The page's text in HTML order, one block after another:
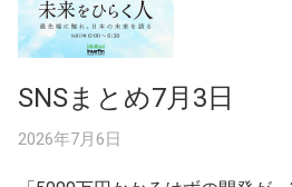
SNSまとめ7月3日
2026年7月6日